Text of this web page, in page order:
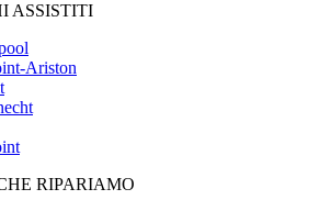
ASSISTITI
Ariston
RIPARIAMO